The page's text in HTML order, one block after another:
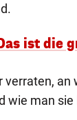
ist die
verraten, an
wie man sie